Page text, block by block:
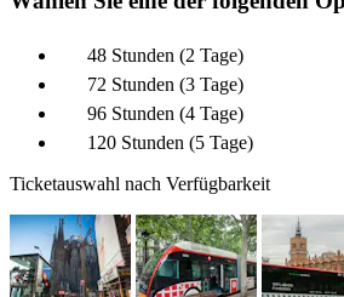
48 Stunden (2 Tage)
72 Stunden (3 Tage)
96 Stunden (4 Tage)
120 Stunden (5 Tage)
Ticketauswahl nach Verfügbarkeit